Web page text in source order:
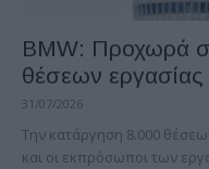
BMW: Προχωρά
θέσεων εργασίας
31/07/2026
Την κατάργηση 8.000
και οι εκπρόσωποι των